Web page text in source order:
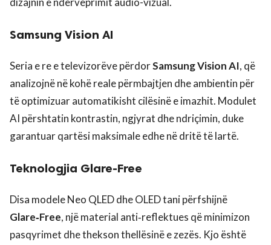
Samsung Vision AI
Seria e re e televizorëve përdorSamsung Vision AI, që
analizojnë në kohë reale përmbajtjen dhe ambientin për
të optimizuar automatikisht cilësinë e imazhit. Modulet
AI përshtatin kontrastin, ngjyrat dhe ndriçimin, duke
garantuar qartësi maksimale edhe në dritë të lartë.
Teknologjia Glare‑Free
Disa modele Neo QLED dhe OLED tani përfshijnë
Glare‑Free, një material anti‑reflektues që minimizon
pasqyrimet dhe thekson thellësinë e zezës. Kjo është